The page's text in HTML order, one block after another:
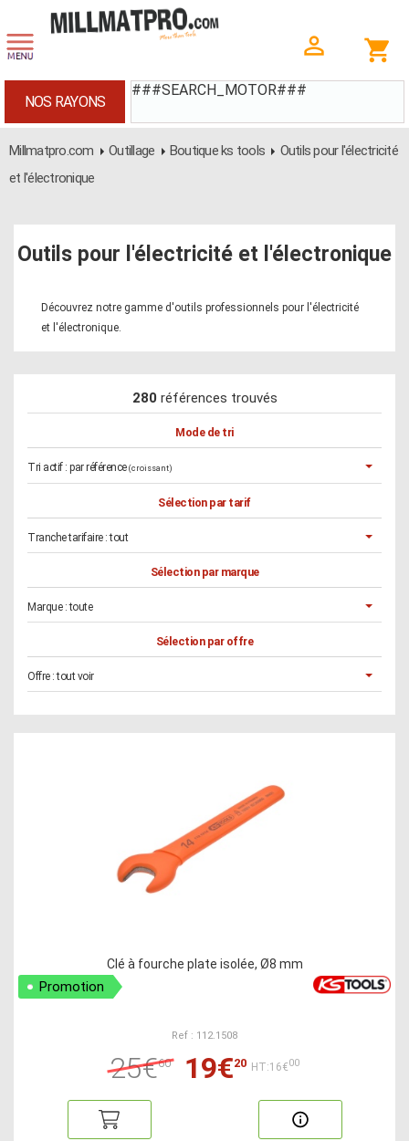
###SEARCH_MOTOR###
NOS RAYONS
Millmatpro.com Outillage Boutique ks tools
Outils pour l'électricité
et l'électronique
Outils pour l'électricité et l'électronique
Découvrez notre gamme d'outils professionnels pour l'électricité
et l'électronique.
280 références trouvés
Mode de tri
Tri actif : par référence (croissant)
Sélection par tarif
Tranche tarifaire :tout
Sélection par marque
Marque :toute
Sélection par offre
Offre :tout voir
Clé à fourche plate isolée, Ø8 mm
Promotion
Ref : 112.1508
25€60 19€20 HT:16€00